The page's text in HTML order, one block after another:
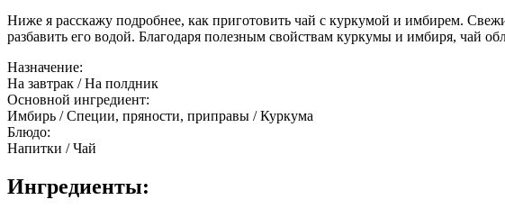
Ниже я расскажу подробнее, как приготовить чай с куркумой и имбирем.
разбавить его водой. Благодаря полезным свойствам куркумы и имбиря, чай
Назначение:
На завтрак / На полдник
Основной ингредиент:
Имбирь / Специи, пряности, приправы / Куркума
Блюдо:
Напитки / Чай
Ингредиенты: